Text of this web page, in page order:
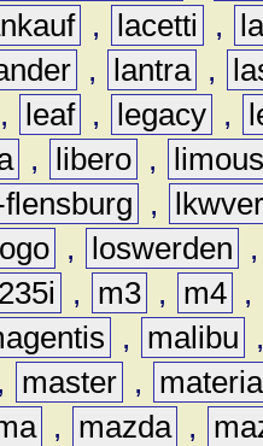
, lacetti ,
, lantra ,
, leaf , legacy ,
, libero ,
flensburg ,
logo , loswerden
, m3 , m4 ,
, malibu
, master ,
materia
, mazda ,